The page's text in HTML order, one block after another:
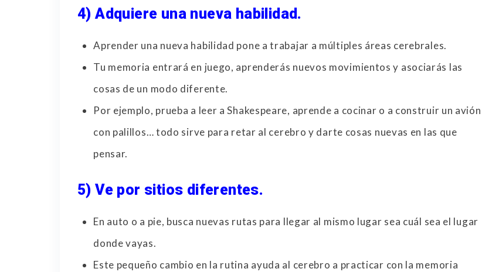
4) Adquiere una nueva habilidad.
Aprender una nueva habilidad pone a trabajar a múltiples áreas cerebrales.
Tu memoria entrará en juego, aprenderás nuevos movimientos y asociarás las
cosas de un modo diferente.
Por ejemplo, prueba a leer a Shakespeare, aprende a cocinar o a construir un avión
con palillos… todo sirve para retar al cerebro y darte cosas nuevas en las que
pensar.
5) Ve por sitios diferentes.
En auto o a pie, busca nuevas rutas para llegar al mismo lugar sea cuál sea el lugar
donde vayas.
Este pequeño cambio en la rutina ayuda al cerebro a practicar con la memoria